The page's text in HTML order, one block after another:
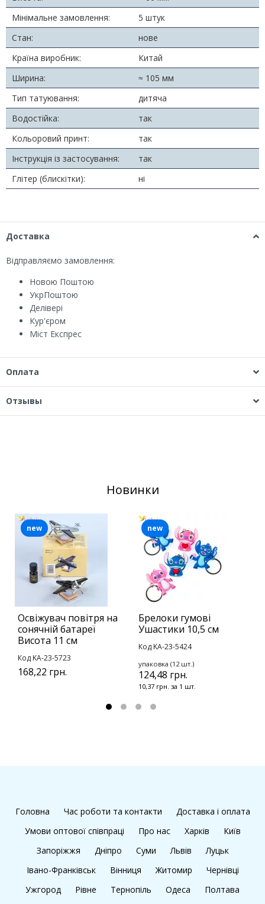
Мінімальне замовлення:
5 штук
Стан:
нове
Країна виробник:
Китай
Ширина:
≈ 105 мм
Тип татуювання:
дитяча
Водостійка:
так
Кольоровий принт:
так
Інструкція із застосування:
так
Глітер (блискітки):
ні
Доставка
Відправляємо замовлення:
Новою Поштою
УкрПоштою
Делівері
Кур'єром
Міст Експрес
Оплата
Отзывы
Новинки
Освіжувач повітря на
сонячній батареї
Висота 11 см
Код KA-23-5723
168,22 грн.
new
Брелоки гумові
Ушастики 10,5 см
Код KA-23-5424
упаковка (12 шт.)
124,48 грн.
10,37 грн. за 1 шт.
new
Головна Час роботи та контакти
Доставка і оплата
Умови оптової співпраці
Про нас Харків
Київ
Запоріжжя
Дніпро Суми Львів
Луцьк
Івано-Франківськ
Вінниця Житомир
Чернівці
Ужгород
Рівне Тернопіль Одеса Полтава